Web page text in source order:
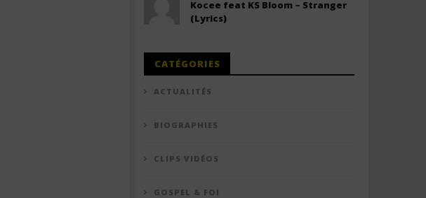
Kocee feat KS Bloom – Stranger
(Lyrics)
CATÉGORIES
ACTUALITÉS
BIOGRAPHIES
CLIPS VIDÉOS
GOSPEL & FOI